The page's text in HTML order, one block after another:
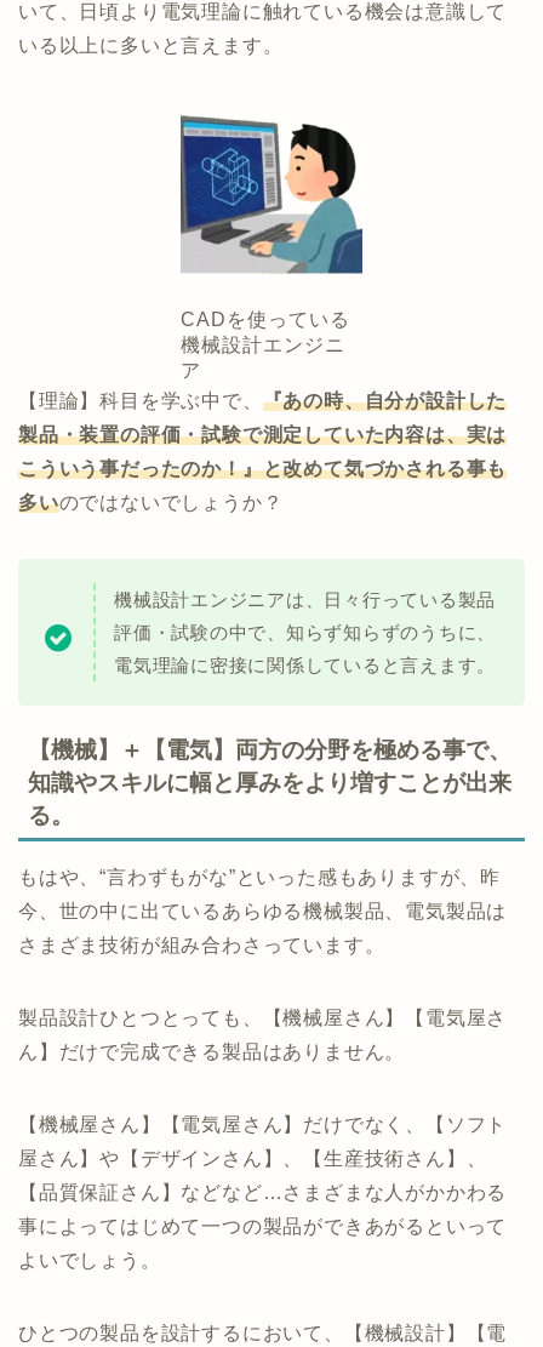
いて、日頃より電気理論に触れている機会は意識して
いる以上に多いと言えます。
CADを使っている
機械設計エンジニ
ア
【理論】科目を学ぶ中で、 『あの時、自分が設計した
製品・装置の評価・試験で測定していた内容は、実は
こういう事だったのか！』と改めて気づかされる事も
多いのではないでしょうか？
機械設計エンジニアは、日々行っている製品
評価・試験の中で、知らず知らずのうちに、
電気理論に密接に関係していると言えます。
【機械】＋【電気】両方の分野を極める事で、
知識やスキルに幅と厚みをより増すことが出来
る。
もはや、“言わずもがな”といった感もありますが、昨
今、世の中に出ているあらゆる機械製品、電気製品は
さまざま技術が組み合わさっています。
製品設計ひとつとっても、【機械屋さん】【電気屋さ
ん】だけで完成できる製品はありません。
【機械屋さん】【電気屋さん】だけでなく、【ソフト
屋さん】や【デザインさん】、【生産技術さん】、
【品質保証さん】などなど…さまざまな人がかかわる
事によってはじめて一つの製品ができあがるといって
よいでしょう。
ひとつの製品を設計するにおいて、【機械設計】【電